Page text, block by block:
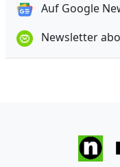
Auf Google
Newsletter